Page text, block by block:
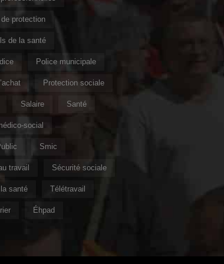
protection
de la santé
Police municipale
Protection sociale
Salaire Santé
social
Smic
travail Sécurité sociale
santé Télétravail
Éhpad